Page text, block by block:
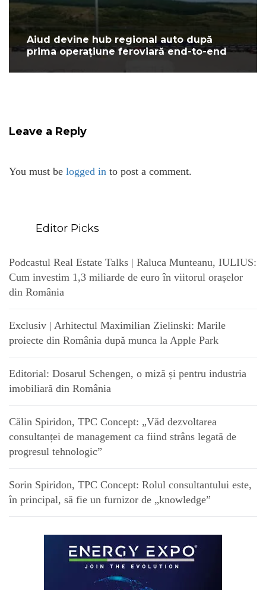
Aiud devine hub regional auto după
prima operațiune feroviară end-to-end
Leave a Reply
You must be logged in to post a comment.
Editor Picks
Podcastul Real Estate Talks | Raluca Munteanu, IULIUS:
Cum investim 1,3 miliarde de euro în viitorul orașelor
din România
Exclusiv | Arhitectul Maximilian Zielinski: Marile
proiecte din România după munca la Apple Park
Editorial: Dosarul Schengen, o miză și pentru industria
imobiliară din România
Călin Spiridon, TPC Concept: „Văd dezvoltarea
consultanței de management ca fiind strâns legată de
progresul tehnologic”
Sorin Spiridon, TPC Concept: Rolul consultantului este,
în principal, să fie un furnizor de „knowledge”